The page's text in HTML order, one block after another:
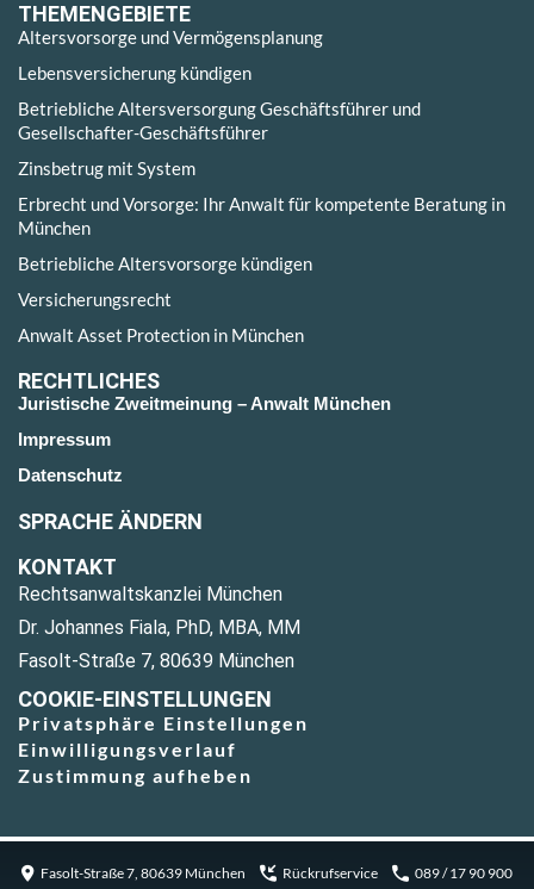
THEMENGEBIETE
Altersvorsorge und Vermögensplanung
Lebensversicherung kündigen
Betriebliche Altersversorgung Geschäftsführer und
Gesellschafter-Geschäftsführer
Zinsbetrug mit System
Erbrecht und Vorsorge: Ihr Anwalt für kompetente Beratung in
München
Betriebliche Altersvorsorge kündigen
Versicherungsrecht
Anwalt Asset Protection in München
RECHTLICHES
Juristische Zweitmeinung – Anwalt München
Impressum
Datenschutz
SPRACHE ÄNDERN
KONTAKT
Rechtsanwaltskanzlei München
Dr. Johannes Fiala, PhD, MBA, MM
Fasolt-Straße 7, 80639 München
COOKIE-EINSTELLUNGEN
Privatsphäre Einstellungen
Einwilligungsverlauf
Zustimmung aufheben
Fasolt-Straße 7, 80639 München Rückrufservice
089 / 17 90 900